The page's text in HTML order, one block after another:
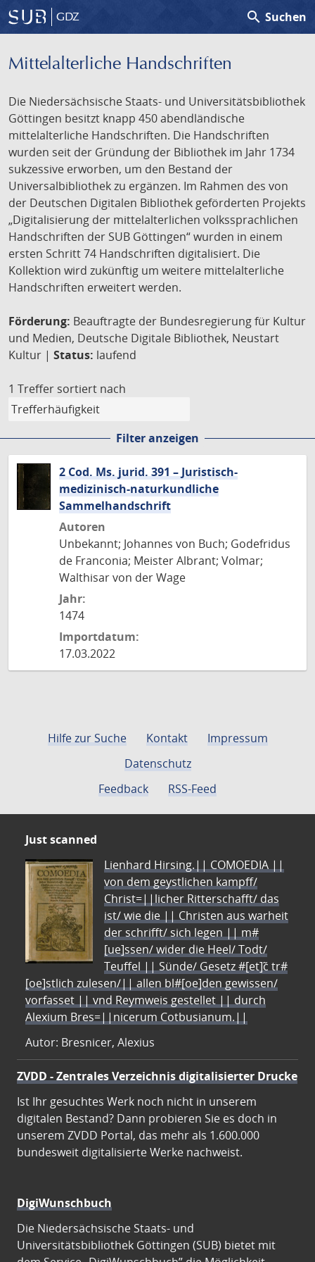
GDZ search Suchen
Mittelalterliche Handschriften
Die Niedersächsische Staats- und Universitätsbibliothek
Göttingen besitzt knapp 450 abendländische
mittelalterliche Handschriften. Die Handschriften
wurden seit der Gründung der Bibliothek im Jahr 1734
sukzessive erworben, um den Bestand der
Universalbibliothek zu ergänzen. Im Rahmen des von
der Deutschen Digitalen Bibliothek geförderten Projekts
„Digitalisierung der mittelalterlichen volkssprachlichen
Handschriften der SUB Göttingen“ wurden in einem
ersten Schritt 74 Handschriften digitalisiert. Die
Kollektion wird zukünftig um weitere mittelalterliche
Handschriften erweitert werden.
Förderung: Beauftragte der Bundesregierung für Kultur
und Medien, Deutsche Digitale Bibliothek, Neustart
Kultur | Status: laufend
1 Treffer sortiert nach
Filter anzeigen
2 Cod. Ms. jurid. 391 – Juristisch-
medizinisch-naturkundliche
Sammelhandschrift
Autoren
Unbekannt; Johannes von Buch; Godefridus
de Franconia; Meister Albrant; Volmar;
Walthisar von der Wage
Jahr:
1474
Importdatum:
17.03.2022
Hilfe zur Suche Kontakt
Impressum
Datenschutz
Feedback
RSS-Feed
Just scanned
Lienhard Hirsing.|| COMOEDIA ||
von dem geystlichen kampff/
Christ=||licher Ritterschafft/ das
ist/ wie die || Christen aus warheit
der schrifft/ sich legen || m#
[ue]ssen/ wider die Heel/ Todt/
Teuffel || Sünde/ Gesetz #[et]c̃ tr#
[oe]stlich zulesen/|| allen bl#[oe]den gewissen/
vorfasset || vnd Reymweis gestellet || durch
Alexium Bres=||nicerum Cotbusianum.||
Autor: Bresnicer, Alexius
ZVDD - Zentrales Verzeichnis digitalisierter Drucke
Ist Ihr gesuchtes Werk noch nicht in unserem
digitalen Bestand? Dann probieren Sie es doch in
unserem ZVDD Portal, das mehr als 1.600.000
bundesweit digitalisierte Werke nachweist.
DigiWunschbuch
Die Niedersächsische Staats- und
Universitätsbibliothek Göttingen (SUB) bietet mit